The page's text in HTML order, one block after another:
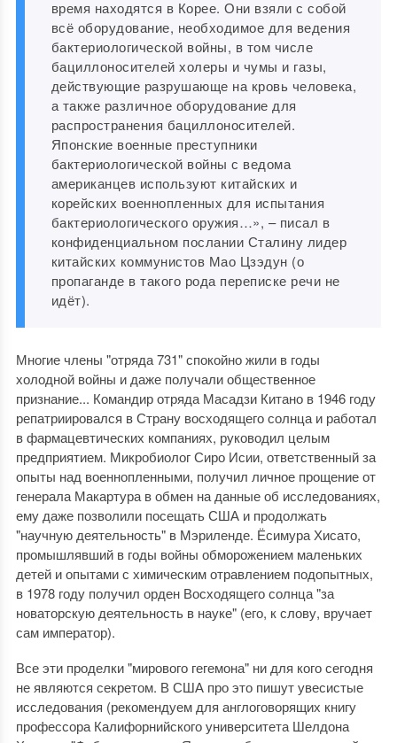
время находятся в Корее. Они взяли с собой
всё оборудование, необходимое для ведения
бактериологической войны, в том числе
бациллоносителей холеры и чумы и газы,
действующие разрушающе на кровь человека,
а также различное оборудование для
распространения бациллоносителей.
Японские военные преступники
бактериологической войны с ведома
американцев используют китайских и
корейских военнопленных для испытания
бактериологического оружия…», – писал в
конфиденциальном послании Сталину лидер
китайских коммунистов Мао Цзэдун (о
пропаганде в такого рода переписке речи не
идёт).
Многие члены "отряда 731" спокойно жили в годы
холодной войны и даже получали общественное
признание... Командир отряда Масадзи Китано в 1946 году
репатриировался в Страну восходящего солнца и работал
в фармацевтических компаниях, руководил целым
предприятием. Микробиолог Сиро Исии, ответственный за
опыты над военнопленными, получил личное прощение от
генерала Макартура в обмен на данные об исследованиях,
ему даже позволили посещать США и продолжать
"научную деятельность" в Мэриленде. Ёсимура Хисато,
промышлявший в годы войны обморожением маленьких
детей и опытами с химическим отравлением подопытных,
в 1978 году получил орден Восходящего солнца "за
новаторскую деятельность в науке" (его, к слову, вручает
сам император).
Все эти проделки "мирового гегемона" ни для кого сегодня
не являются секретом. В США про это пишут увесистые
исследования (рекомендуем для англоговорящих книгу
профессора Калифорнийского университета Шелдона